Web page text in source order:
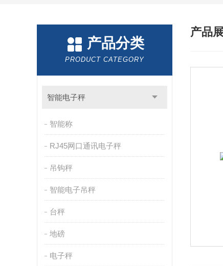
产品分类
PRODUCT CATEGORY
智能电子秤
智能称
RJ45网口通讯电子秤
吊钩秤
智能电子吊秤
台秤
地磅
电子秤
产品